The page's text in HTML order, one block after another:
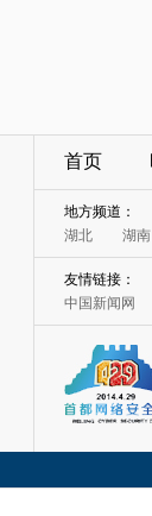
首页
地方频道：
湖北
湖南
友情链接：
中国新闻网